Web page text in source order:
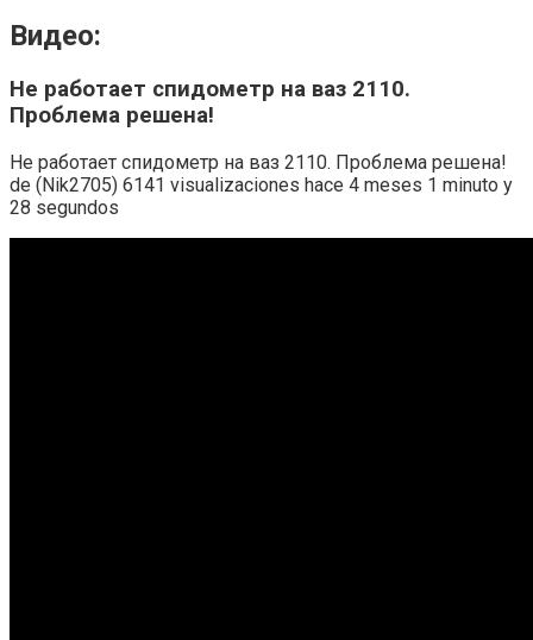
Видео:
Не работает спидометр на ваз 2110.
Проблема решена!
Не работает спидометр на ваз 2110. Проблема решена!
de (Nik2705) 6141 visualizaciones hace 4 meses 1 minuto y
28 segundos